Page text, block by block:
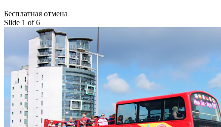
Бесплатная отмена
Slide 1 of 6